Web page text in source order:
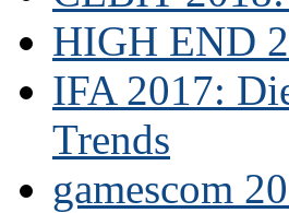
HIGH END
IFA 2017:
Trends
gamescom